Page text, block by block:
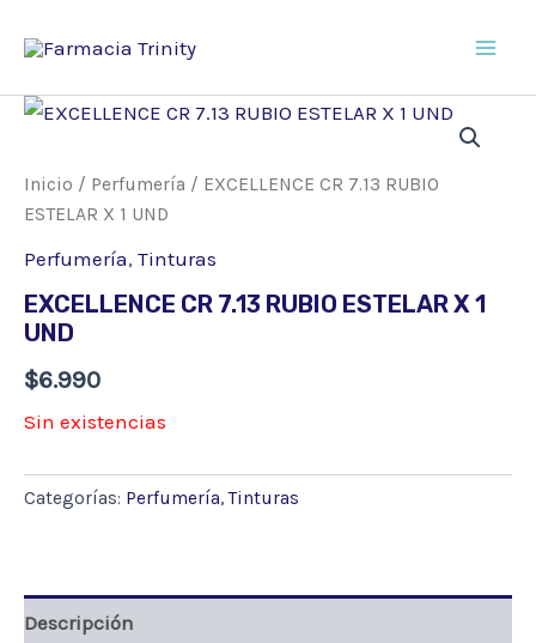
Inicio / Perfumería / EXCELLENCE CR 7.13 RUBIO
ESTELAR X 1 UND
Perfumería, Tinturas
EXCELLENCE CR 7.13 RUBIO ESTELAR X 1
UND
$6.990
Sin existencias
Categorías: Perfumería,Tinturas
Descripción